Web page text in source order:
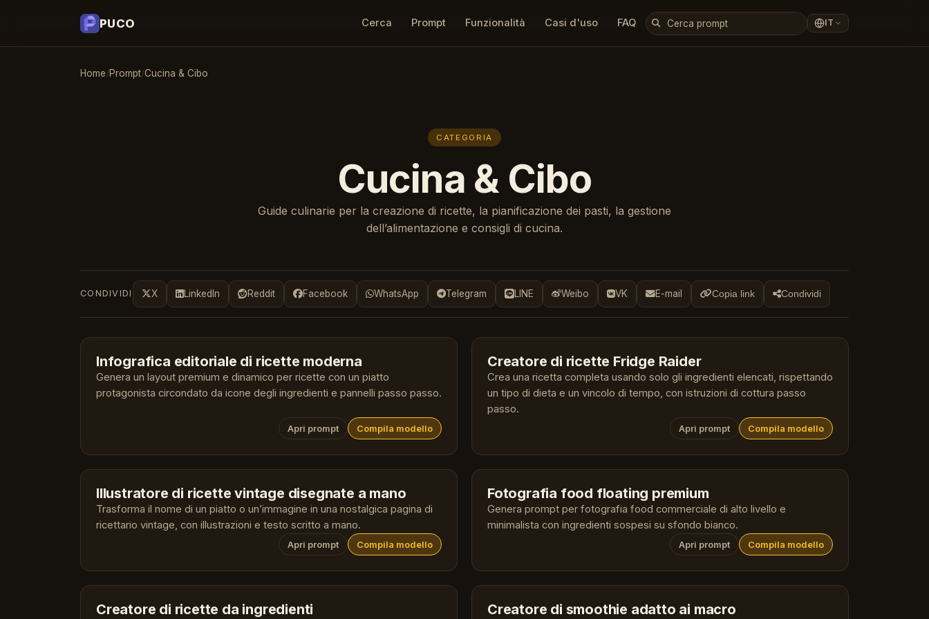
PUCO Cerca Prompt Funzionalità Casi d'uso FAQ IT
Home/Prompt/Cucina & Cibo
CATEGORIA
Cucina & Cibo
Guide culinarie per la creazione di ricette, la pianificazione dei pasti, la gestione
dell’alimentazione e consigli di cucina.
CONDIVIDI X LinkedIn Reddit Facebook WhatsApp Telegram LINE Weibo VK E-mail Copia link Condividi
Infografica editoriale di ricette moderna
Genera un layout premium e dinamico per ricette con un piatto
protagonista circondato da icone degli ingredienti e pannelli passo passo.
Apri prompt Compila modello
Creatore di ricette Fridge Raider
Crea una ricetta completa usando solo gli ingredienti elencati, rispettando
un tipo di dieta e un vincolo di tempo, con istruzioni di cottura passo
passo.
Apri prompt Compila modello
Illustratore di ricette vintage disegnate a mano
Trasforma il nome di un piatto o un’immagine in una nostalgica pagina di
ricettario vintage, con illustrazioni e testo scritto a mano.
Apri prompt Compila modello
Fotografia food floating premium
Genera prompt per fotografia food commerciale di alto livello e
minimalista con ingredienti sospesi su sfondo bianco.
Apri prompt Compila modello
Creatore di ricette da ingredienti Creatore di smoothie adatto ai macro